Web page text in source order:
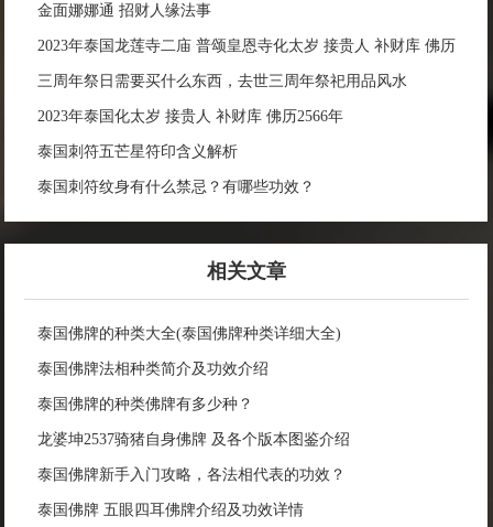
金面娜娜通 招财人缘法事
2023年泰国龙莲寺二庙 普颂皇恩寺化太岁 接贵人 补财库 佛历
2566年
三周年祭日需要买什么东西，去世三周年祭祀用品风水
2023年泰国化太岁 接贵人 补财库 佛历2566年
泰国刺符五芒星符印含义解析
泰国刺符纹身有什么禁忌？有哪些功效？
相关文章
泰国佛牌的种类大全(泰国佛牌种类详细大全)
泰国佛牌法相种类简介及功效介绍
泰国佛牌的种类佛牌有多少种？
龙婆坤2537骑猪自身佛牌 及各个版本图鉴介绍
泰国佛牌新手入门攻略，各法相代表的功效？
泰国佛牌 五眼四耳佛牌介绍及功效详情